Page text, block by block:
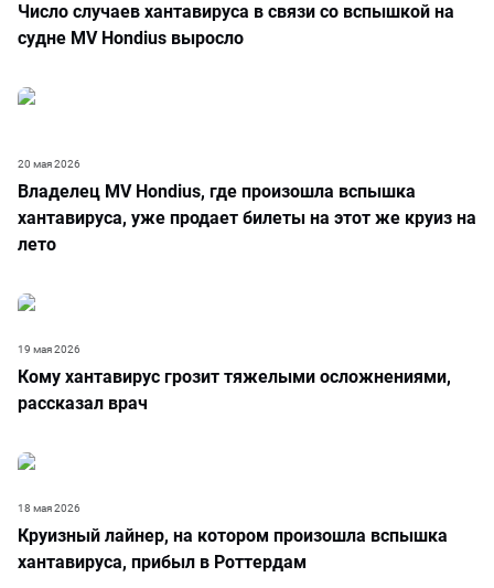
Число случаев хантавируса в связи со вспышкой на
судне MV Hondius выросло
Владелец MV Hondius, где произошла вспышка
хантавируса, уже продает билеты на этот же круиз на
лето
20 мая 2026
Кому хантавирус грозит тяжелыми осложнениями,
рассказал врач
19 мая 2026
Круизный лайнер, на котором произошла вспышка
хантавируса, прибыл в Роттердам
18 мая 2026